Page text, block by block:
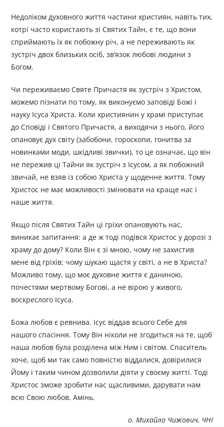
Недоліком духовного життя частини християн, навіть тих,
котрі часто користають зі Святих Тайн, є те, що вони
сприймають їх як побожну річ, а не переживають як
зустріч двох близьких осіб, зв’язок любові людини з
Богом.
Чи переживаємо Святе Причастя як зустріч з Христом,
можемо пізнати по тому, як виконуємо заповіді Божі і
науку Ісуса Христа. Коли християнин у храмі приступає
до Сповіді і Святого Причастя, а виходячи з нього, його
опановує дух світу (забобони, гороскопи, гонитва за
новинками моди, шкідливі звички), то це означає, що він
не пережив ці Тайни як зустріч з Ісусом, а як побожний
звичай, не взяв із собою Христа у щоденне життя. Тому
Христос не має можливості змінювати на краще нас і
наше життя.
Якщо після Святих Тайн ці гріхи опановують нас,
виникає запитання: а де ж тоді подівся Христос у дорозі з
храму до дому? Коли Він є зі мною, чому не захистив
мене від гріхів; чому шукаю щастя у світі, а не в Христа?
Можливо тому, що моє духовне життя є даниною,
почестями мертвому Богові, а не вірою у живого,
воскреслого Ісуса.
Божа любов є ревнива. Ісус віддав всього Себе для
нашого спасіння. Тому Він ніколи не згодиться на те, щоб
наша любов була розділена між Ним і світом. Спаситель
хоче, щоб ми так само повністю віддалися, довірилися
Йому і таким чином дозволили діяти у своєму житті. Тоді
Христос зможе зробити нас щасливими, дарувати нам
всю Свою любов. Амінь.
о. Михайло Чижович, ЧНІ